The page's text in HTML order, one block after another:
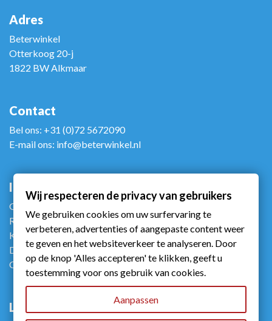
Adres
Beterwinkel
Otterkoog 20-j
1822 BW Alkmaar
Contact
Bel ons: +31 (0)72 5672090
E-mail ons: info@beterwinkel.nl
Info
Gebruiksvoorwaarden
Retourneren
Klachtenportaalzorg
Disclaimer
Contact
Links
Wij respecteren de privacy van gebruikers
We gebruiken cookies om uw surfervaring te
verbeteren, advertenties of aangepaste content weer
te geven en het websiteverkeer te analyseren. Door
op de knop 'Alles accepteren' te klikken, geeft u
toestemming voor ons gebruik van cookies.
Aanpassen